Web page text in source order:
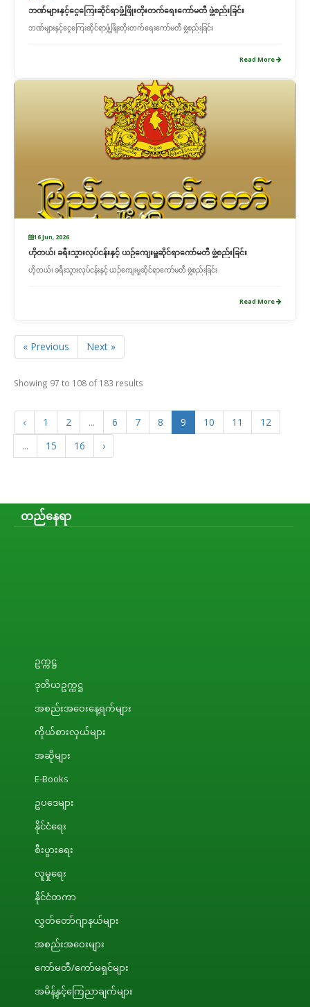
ဘဏ်များနှင့်ငွေကြေးဆိုင်ရာဖွံ့ဖြိုးတိုးတက်ရေးကော်မတီ ဖွဲ့စည်းခြင်း
ဘဏ်များနှင့်ငွေကြေးဆိုင်ရာဖွံ့ဖြိုးတိုးတက်ရေးကော်မတီ ဖွဲ့စည်းခြင်း
Read More
16 Jun, 2026
ဟိုတယ်၊ ခရီးသွားလုပ်ငန်းနှင့် ယဉ်ကျေးမှူဆိုင်ရာကော်မတီ ဖွဲ့စည်းခြင်း
ဟိုတယ်၊ ခရီးသွားလုပ်ငန်းနှင့် ယဉ်ကျေးမှူဆိုင်ရာကော်မတီ ဖွဲ့စည်းခြင်း
Read More
« Previous Next »
Showing 97 to 108 of 183 results
‹ 1 2 ... 6 7 8 9 10 11
12
...
15 16 ›
တည်နေရာ
ဥက္ကဋ္ဌ
ဒုတိယဥက္ကဋ္ဌ
အစည်းအဝေးနေ့ရက်များ
ကိုယ်စားလှယ်များ
အဆိုများ
E-Books
ဥပဒေများ
နိုင်ငံရေး
စီးပွားရေး
လူမှုရေး
နိုင်ငံတကာ
လွှတ်တော်ဂျာနယ်များ
အစည်းအဝေးများ
ကော်မတီ/ကော်မရှင်များ
အမိန့်နှင့်ကြေညာချက်များ